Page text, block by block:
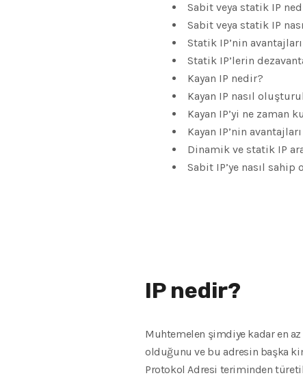
Sabit veya statik IP
Sabit veya statik IP
Statik IP’nin
Statik IP’lerin
Kayan IP nedir?
Kayan IP nasıl
Kayan IP’yi ne zaman
Kayan IP’nin
Dinamik ve statik IP
Sabit IP’ye nasıl sahip
IP nedir?
Muhtemelen şimdiye kadar en
olduğunu ve bu adresin başka
Protokol Adresi teriminden